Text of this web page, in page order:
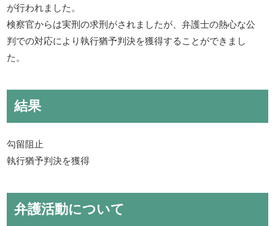
が行われました。
検察官からは実刑の求刑がされましたが、弁護士の熱心な公
判での対応により執行猶予判決を獲得することができまし
た。
結果
勾留阻止
執行猶予判決を獲得
弁護活動について